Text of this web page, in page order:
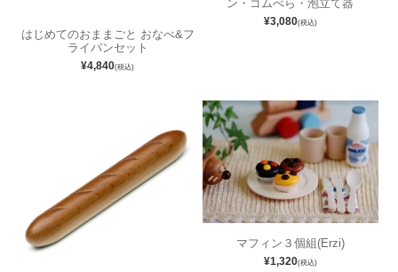
はじめてのおままごと おなべ&フ
ライパンセット
¥4,840(税込)
ン・ゴムべら・泡立て器
¥3,080(税込)
マフィン３個組(Erzi)
¥1,320(税込)